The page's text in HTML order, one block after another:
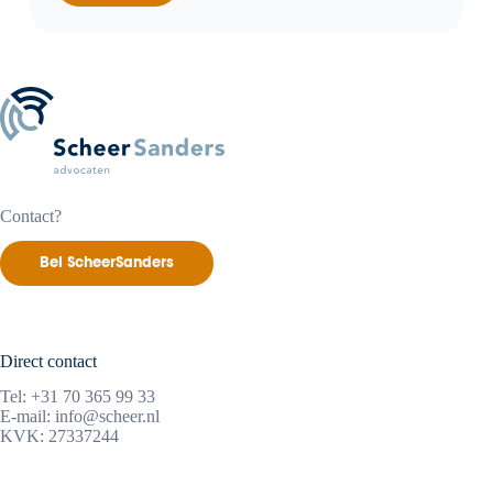
Contact?
Bel ScheerSanders
Direct contact
Tel: +31 70 365 99 33
E-mail: info@scheer.nl
KVK: 27337244